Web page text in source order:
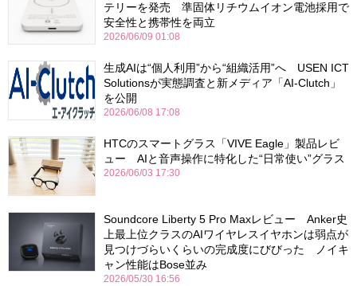
テリーを発売 準固体リチウムイオン電池採用で
安全性と携帯性を両立
2026/06/09 01:08
生成AIは“個人利用”から“組織活用”へ USEN ICT
Solutionsが実態調査と新メディア「AI-Clutch」
を公開
2026/06/08 17:08
HTCのスマートグラス「VIVE Eagle」製品レビ
ュー AIと音声操作に特化した“日常使い”グラス
2026/06/03 17:30
Soundcore Liberty 5 Pro Maxレビュー Anker史
上最上位クラスのAIワイヤレスイヤホンは弱点が
見つけづらいくらいの完成度にびびった ノイキ
ャン性能はBose並み
2026/05/30 16:56